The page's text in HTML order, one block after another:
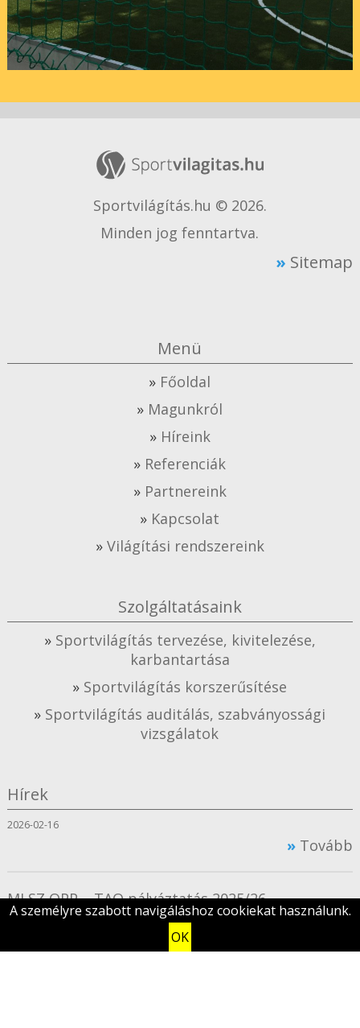
Sportvilágítás.hu © 2026.
Minden jog fenntartva.
Sitemap
Menü
Főoldal
Magunkról
Híreink
Referenciák
Partnereink
Kapcsolat
Világítási rendszereink
Szolgáltatásaink
Sportvilágítás tervezése, kivitelezése,
karbantartása
Sportvilágítás korszerűsítése
Sportvilágítás auditálás, szabványossági
vizsgálatok
Hírek
2026-02-16
Tovább
MLSZ OPP – TAO pályáztatás 2025/26
2025-02-10
A személyre szabott navigáláshoz cookiekat használunk.
OK